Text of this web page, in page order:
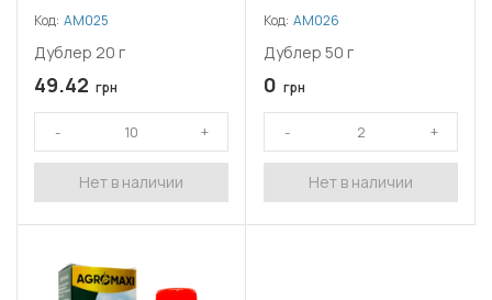
Код: АМ025
Дублер 20 г
49.42 грн
Нет в наличии
Код: АМ026
Дублер 50 г
0 грн
Нет в наличии